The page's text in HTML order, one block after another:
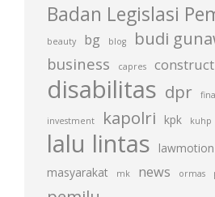
Badan Legislasi
beauty bg blog budi
business capres
disabilitas dpr
investment kapolri kpk kuhp
lalu lintas lawmotion
masyarakat mk news ormas